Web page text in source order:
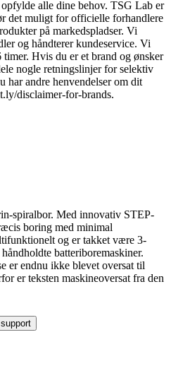
alle dine behov. TSG Lab er
det muligt for officielle forhandlere
på markedspladser. Vi
og håndterer kundeservice. Vi
Hvis du er et brand og ønsker
nogle retningslinjer for selektiv
har andre henvendelser om dit
disclaimer-for-brands.
spiralbor. Med innovativ STEP-
boring med minimal
og er takket være 3-
batteriboremaskiner.
er endnu ikke blevet oversat til
er teksten maskineoversat fra den